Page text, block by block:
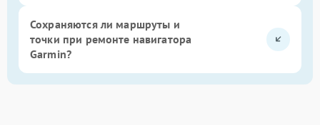
Сохраняются ли маршруты и
точки при ремонте навигатора
Garmin?